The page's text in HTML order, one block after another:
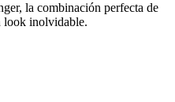
la combinación perfecta de
look inolvidable.